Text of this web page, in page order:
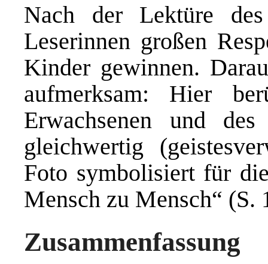
Nach der Lektüre
Leserinnen großen
Kinder gewinnen.
aufmerksam: Hier
Erwachsenen und
gleichwertig
Foto symbolisiert für
Mensch zu Mensch“ (S.
Zusammenfassung